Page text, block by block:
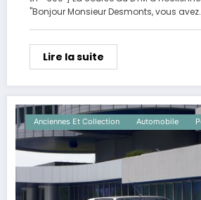
"Bonjour Monsieur Desmonts, vous
Lire la suite
Anciennes Et Collection Automobile